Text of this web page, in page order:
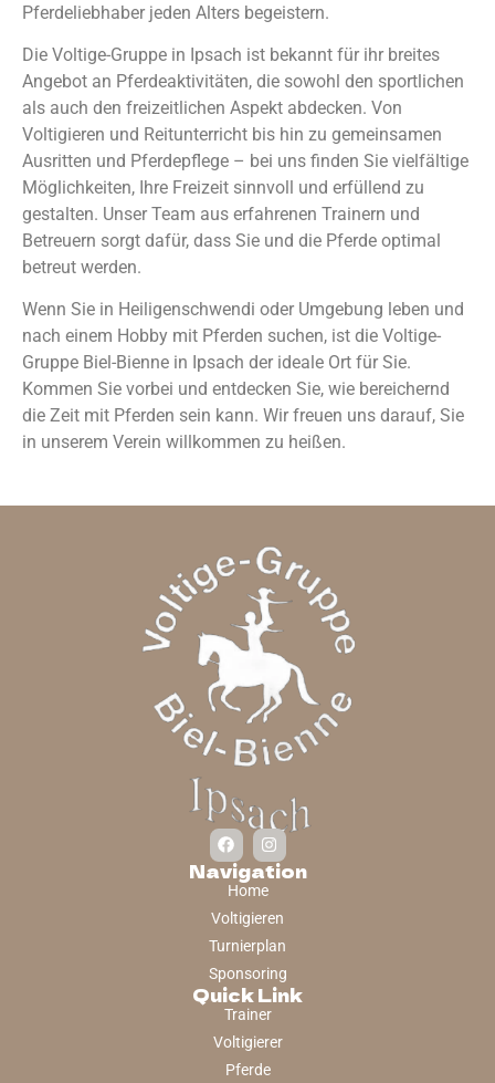
Pferdeliebhaber jeden Alters begeistern.
Die Voltige-Gruppe in Ipsach ist bekannt für ihr breites
Angebot an Pferdeaktivitäten, die sowohl den sportlichen
als auch den freizeitlichen Aspekt abdecken. Von
Voltigieren und Reitunterricht bis hin zu gemeinsamen
Ausritten und Pferdepflege – bei uns finden Sie vielfältige
Möglichkeiten, Ihre Freizeit sinnvoll und erfüllend zu
gestalten. Unser Team aus erfahrenen Trainern und
Betreuern sorgt dafür, dass Sie und die Pferde optimal
betreut werden.
Wenn Sie in Heiligenschwendi oder Umgebung leben und
nach einem Hobby mit Pferden suchen, ist die Voltige-
Gruppe Biel-Bienne in Ipsach der ideale Ort für Sie.
Kommen Sie vorbei und entdecken Sie, wie bereichernd
die Zeit mit Pferden sein kann. Wir freuen uns darauf, Sie
in unserem Verein willkommen zu heißen.
Navigation
Home
Voltigieren
Turnierplan
Sponsoring
Quick Link
Trainer
Voltigierer
Pferde